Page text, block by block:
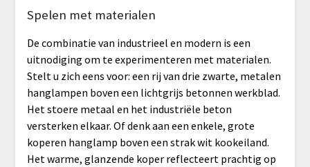
Spelen met materialen
De combinatie van industrieel en modern is een
uitnodiging om te experimenteren met materialen.
Stelt u zich eens voor: een rij van drie zwarte, metalen
hanglampen boven een lichtgrijs betonnen werkblad.
Het stoere metaal en het industriële beton
versterken elkaar. Of denk aan een enkele, grote
koperen hanglamp boven een strak wit kookeiland.
Het warme, glanzende koper reflecteert prachtig op